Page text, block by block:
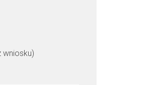
wniosku)